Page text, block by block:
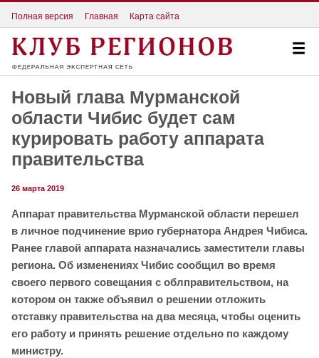
Полная версия Главная Карта сайта
Новый глава Мурманской
области Чибис будет сам
курировать работу аппарата
правительства
26 марта 2019
Аппарат правительства Мурманской области перешел
в личное подчинение врио губернатора Андрея Чибиса.
Ранее главой аппарата назначались заместители главы
региона. Об изменениях Чибис сообщил во время
своего первого совещания с облправительством, на
котором он также объявил о решении отложить
отставку правительства на два месяца, чтобы оценить
его работу и принять решение отдельно по каждому
министру.